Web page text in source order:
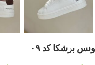
ونس برشکا کد ۰۹